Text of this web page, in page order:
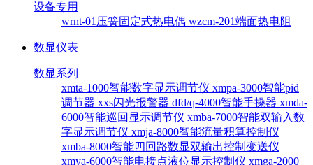
设备专用
wrnt-01压簧固定式热电偶 wzcm-201端面热电阻
数显仪表
数显系列
xmta-1000智能数字显示调节仪 xmpa-3000智能pid
调节器 xxs闪光报警器 dfd/q-4000智能手操器 xmda-
6000智能巡回显示调节仪 xmba-7000智能双输入数
字显示调节仪 xmja-8000智能流量积算控制仪
xmba-8000智能四回路数显双输出控制变送仪
xmya-6000智能电接点液位显示控制仪 xmga-2000